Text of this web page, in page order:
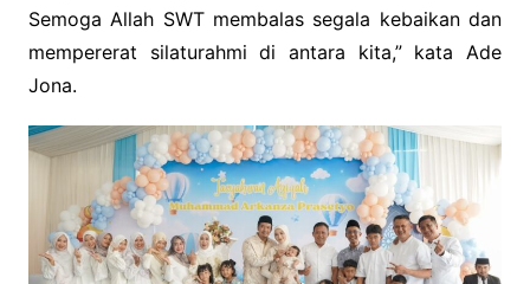
Semoga Allah SWT membalas segala kebaikan dan
mempererat silaturahmi di antara kita,” kata Ade
Jona.